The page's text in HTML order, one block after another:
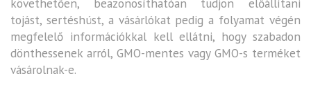
tojást, sertéshúst, a vásárlókat pedig a folyamat végén
megfelelő információkkal kell ellátni, hogy szabadon
dönthessenek arról, GMO-mentes vagy GMO-s terméket
vásárolnak-e.